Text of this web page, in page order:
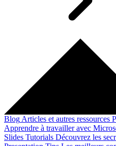
Blog Articles et autres ressources
Apprendre à travailler avec
Slides Tutorials Découvrez les